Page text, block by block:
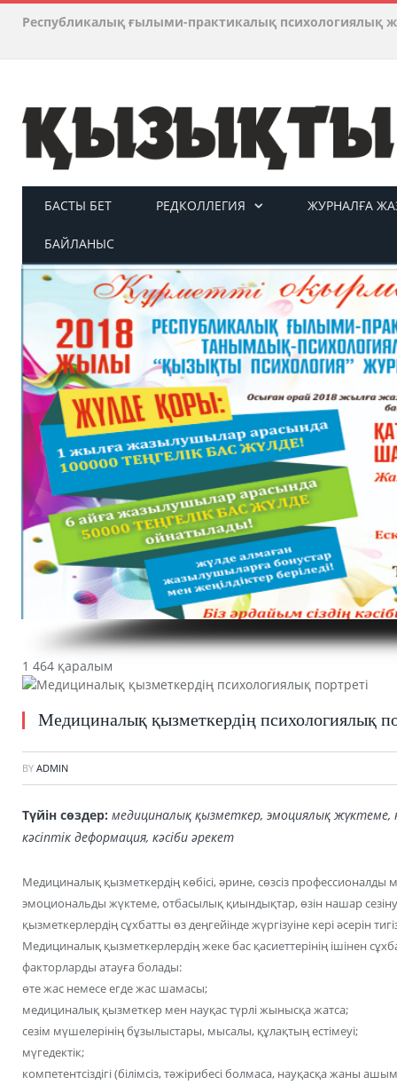
Республикалық ғылыми-практикалық психологиялық
БАСТЫ БЕТ РЕДКОЛЛЕГИЯ ЖУРНАЛҒА
БАЙЛАНЫС
1 464 қаралым
Медициналық қызметкердің психологиялық
BY ADMIN
Түйін сөздер: медициналық қызметкер, эмоциялық жүктеме,
кәсіптік деформация, кәсіби әрекет
Медициналық қызметкердің көбісі, әрине, сөзсіз
эмоциональды жүктеме, отбасылық қиындықтар, өзін нашар
қызметкерлердің сұхбатты өз деңгейінде жүргізуіне кері әсерін
Медициналық қызметкерлердің жеке бас қасиеттерінің ішінен
факторларды атауға болады:
өте жас немесе егде жас шамасы;
медициналық қызметкер мен науқас түрлі жынысқа жатса;
сезім мүшелерінің бұзылыстары, мысалы, құлақтың естімеуі;
мүгедектік;
компетентсіздігі (білімсіз, тәжірибесі болмаса, науқасқа жаны